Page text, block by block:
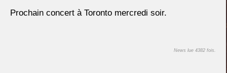
Prochain concert à Toronto mercredi soir.
News lue 4382 fois.